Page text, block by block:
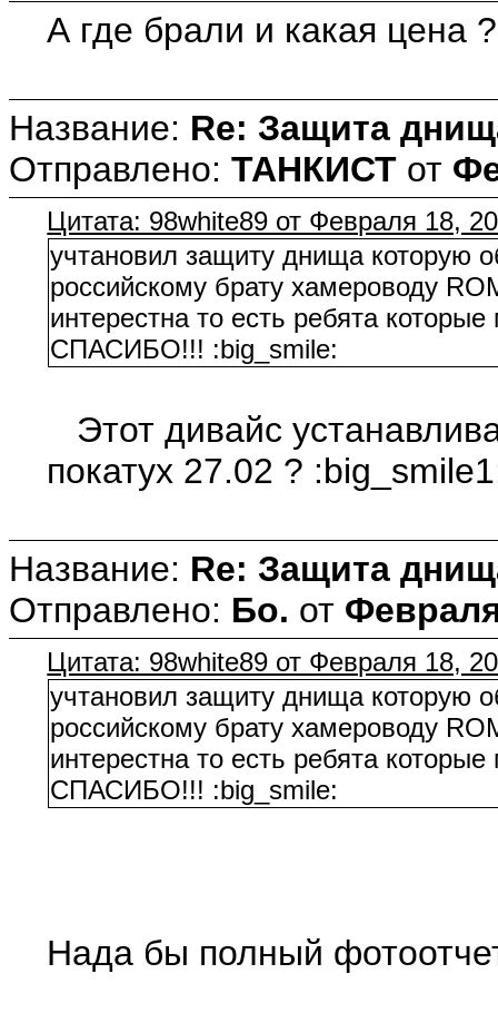
А где брали и какая цена
Название: Re: Защита
Отправлено: ТАНКИСТ от
Цитата: 98white89 от Февраля 18,
учтановил защиту днища которую
российскому брату хамероводу
интерестна то есть ребята
СПАСИБО!!! :big_smile:
Этот дивайс
покатух 27.02 ?
Название: Re: Защита
Отправлено: Бо. от
Цитата: 98white89 от Февраля 18,
учтановил защиту днища которую
российскому брату хамероводу
интерестна то есть ребята
СПАСИБО!!! :big_smile:
Нада бы полный